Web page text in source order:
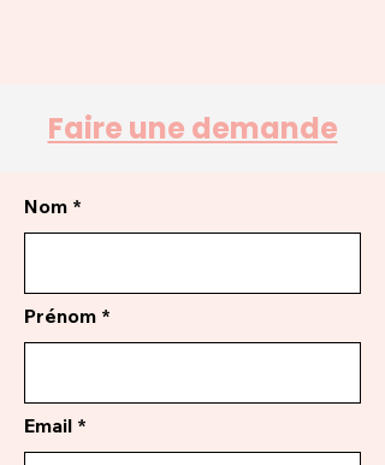
Faire une demande
Nom
Prénom
Email